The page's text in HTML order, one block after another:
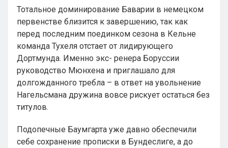
Тотальное доминирование Баварии в немецком
первенстве близится к завершению, так как
перед последним поединком сезона в Кельне
команда Тухеля отстает от лидирующего
Дортмунда. Именно экс- ренера Боруссии
руководство Мюнхена и приглашало для
долгожданного требла – в ответ на увольнение
Нагельсмана дружина вовсе рискует остаться без
титулов.
Подопечные Баумгарта уже давно обеспечили
себе сохранение прописки в Бундеслиге, а до